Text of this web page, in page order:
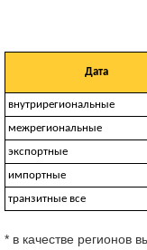
Дата
внутрирегиональные
межрегиональные
экспортные
импортные
транзитные все
* в качестве регионов